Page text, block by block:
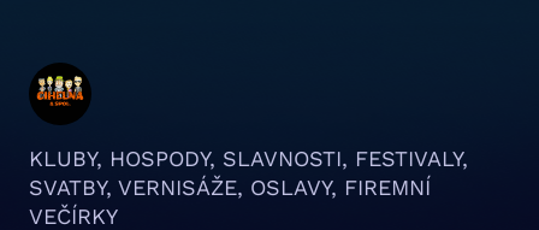
KLUBY, HOSPODY, SLAVNOSTI, FESTIVALY,
SVATBY, VERNISÁŽE, OSLAVY, FIREMNÍ
VEČÍRKY